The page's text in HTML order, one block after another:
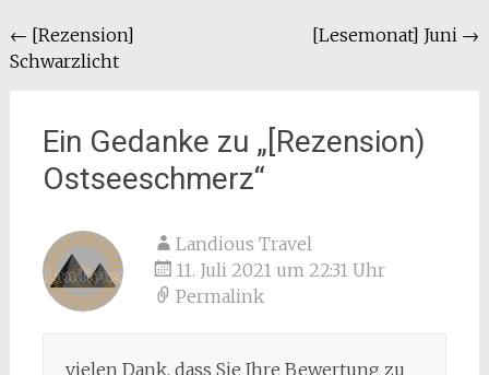
Beitragsnavigation
← [Rezension]
Schwarzlicht
[Lesemonat] Juni →
Ein Gedanke zu „[Rezension)
Ostseeschmerz“
Landious Travel
11. Juli 2021 um 22:31 Uhr
Permalink
vielen Dank, dass Sie Ihre Bewertung zu